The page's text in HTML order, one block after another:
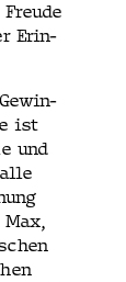
Erin­
ist
und